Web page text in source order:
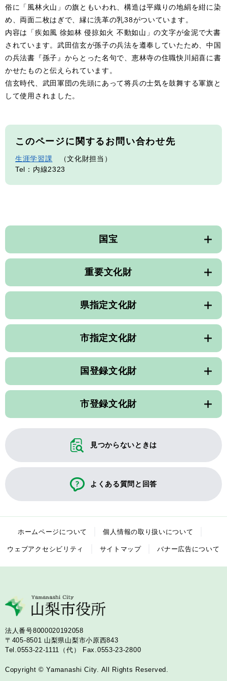
俗に「風林火山」の旗ともいわれ、構造は平織りの地絹を紺に染
め、両面二枚はぎで、縁に洗革の乳38がついています。
内容は「疾如風 徐如林 侵掠如火 不動如山」の文字が金泥で大書
されています。武田信玄が孫子の兵法を遵奉していたため、中国
の兵法書『孫子』からとった名句で、恵林寺の住職快川紹喜に書
かせたものと伝えられています。
信玄時代、武田軍団の先頭にあって将兵の士気を鼓舞する軍旗と
して使用されました。
このページに関するお問い合わせ先
生涯学習課
文化財担当
Tel：内線2323
国宝
重要文化財
県指定文化財
市指定文化財
国登録文化財
市登録文化財
見つからないときは
よくある質問と回答
ホームページについて 個人情報の取り扱いについて
ウェブアクセシビリティ サイトマップ バナー広告について
法人番号8000020192058
〒405-8501 山梨県山梨市小原西843
Tel.0553-22-1111（代）
Fax.0553-23-2800
Copyright © Yamanashi City. All Rights Reserved.